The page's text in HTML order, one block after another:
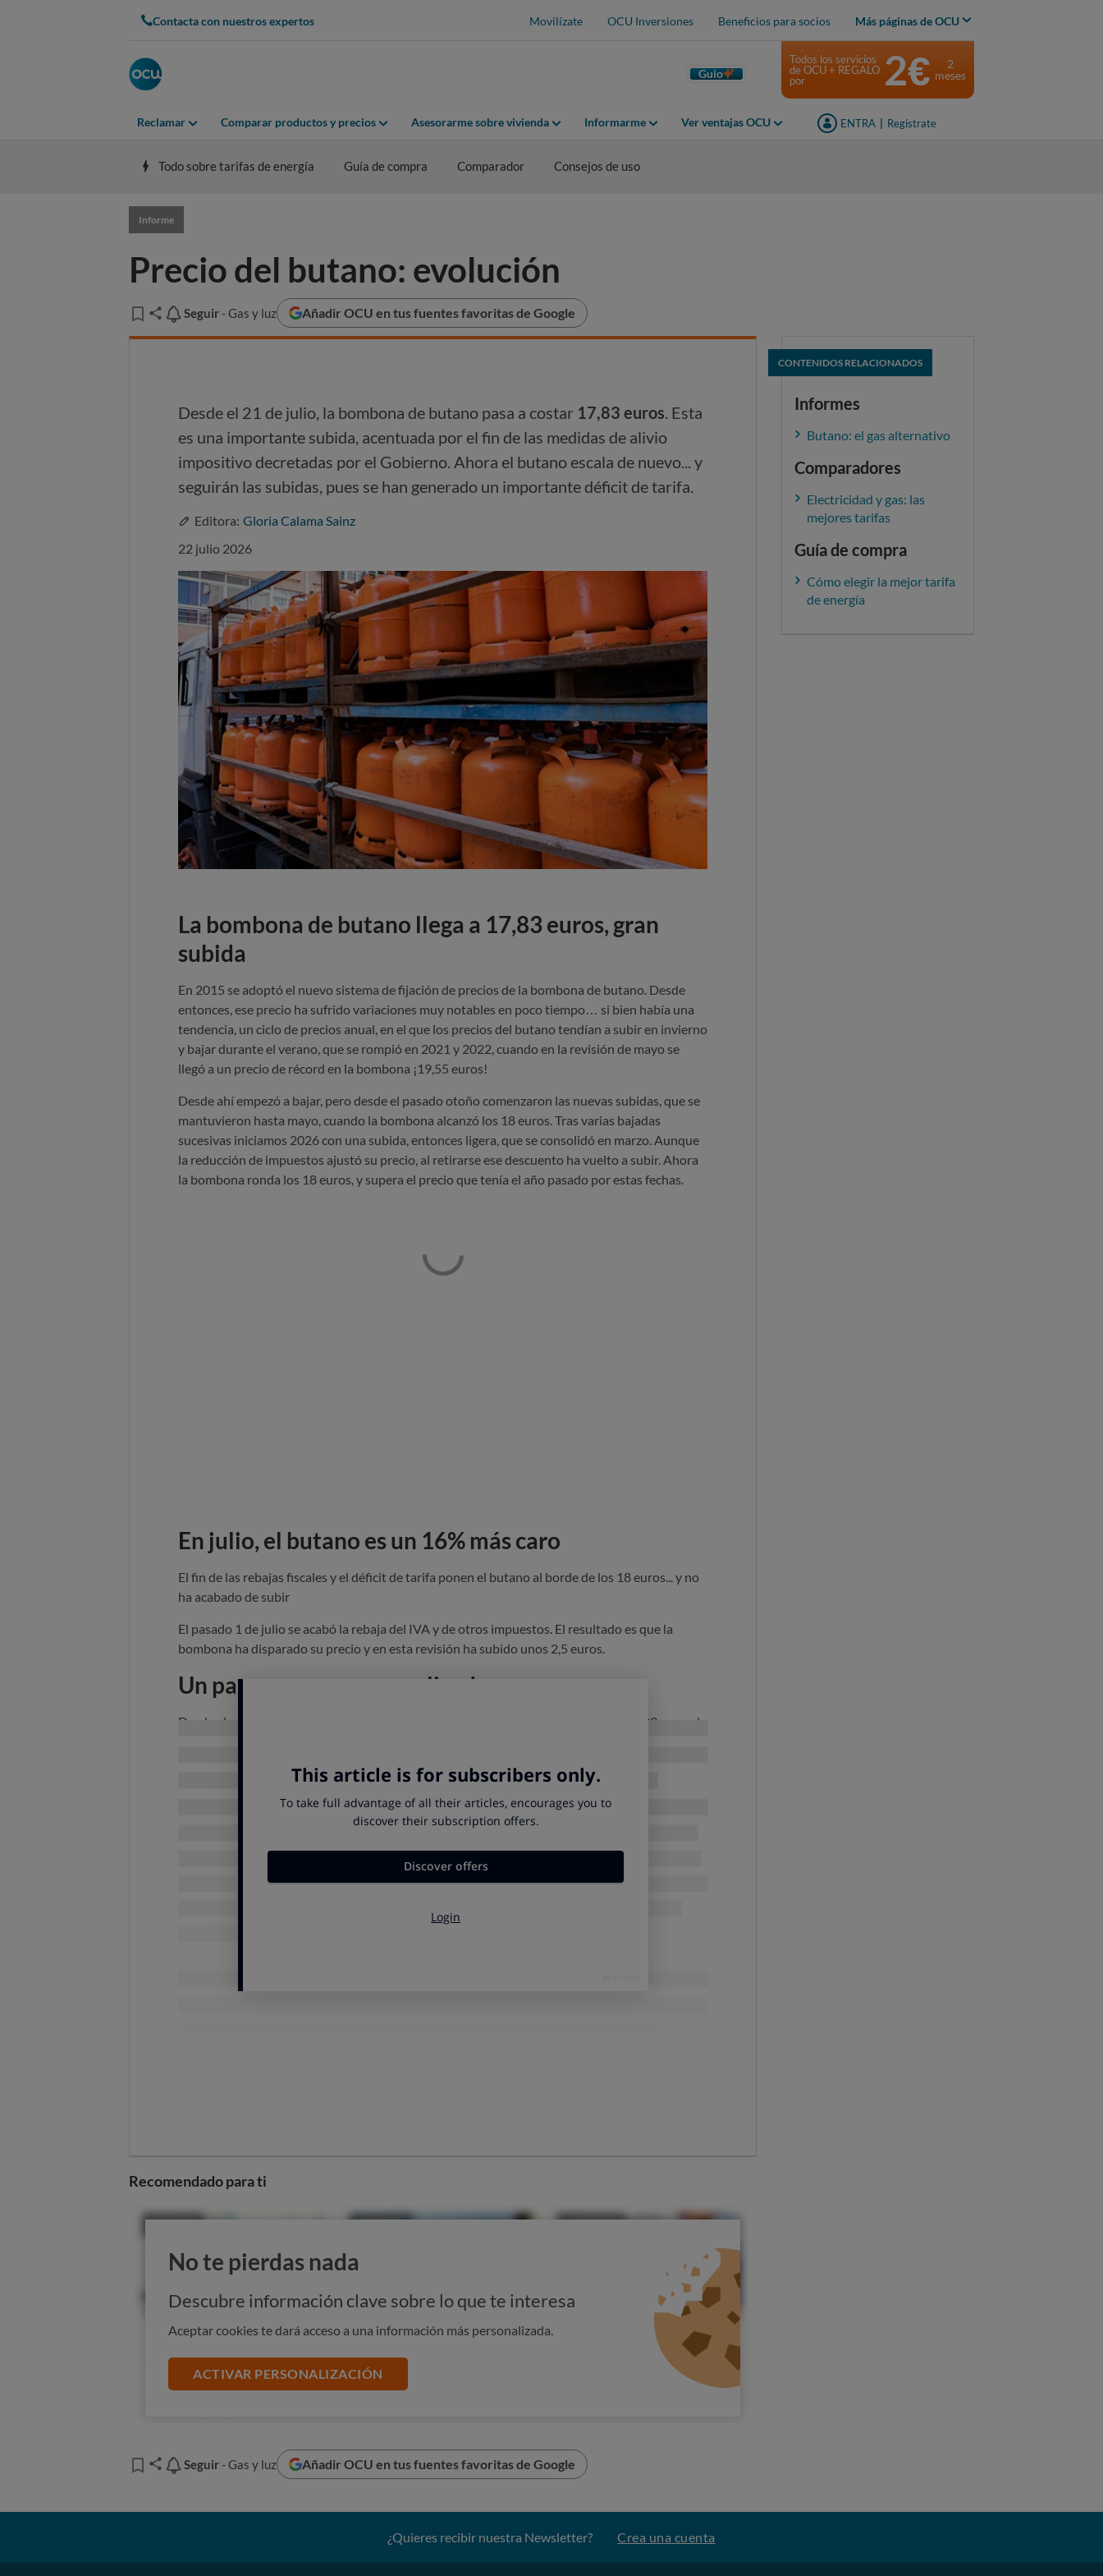
Contacta con nuestros expertos Movilízate OCU Inversiones Beneficios para socios Más páginas de OCU
Guio
Reclamar Comparar productos y precios Asesorarme sobre vivienda Informarme Ver ventajas OCU ENTRA Regístrate
Todos los servicios
de OCU + REGALO
por
2€
2
meses
Todo sobre tarifas de energía Guía de compra Comparador Consejos de uso
Informe
Precio del butano: evolución
Seguir
Seguir - Gas y luz Añadir OCU en tus fuentes favoritas de Google
Desde el 21 de julio, la bombona de butano pasa a costar17,83 euros . Esta
es una importante subida, acentuada por el fin de las medidas de alivio
impositivo decretadas por el Gobierno. Ahora el butano escala de nuevo... y
seguirán las subidas, pues se han generado un importante déficit de tarifa.
Editora: Gloria Calama Sainz
22 julio 2026
La bombona de butano llega a 17,83 euros, gran
subida
En 2015 se adoptó el nuevo sistema de fijación de precios de la bombona de butano. Desde
entonces, ese precio ha sufrido variaciones muy notables en poco tiempo… si bien había una
tendencia, un ciclo de precios anual, en el que los precios del butano tendían a subir en invierno
y bajar durante el verano, que se rompió en 2021 y 2022, cuando en la revisión de mayo se
llegó a un precio de récord en la bombona ¡19,55 euros!
Desde ahí empezó a bajar, pero desde el pasado otoño comenzaron las nuevas subidas, que se
mantuvieron hasta mayo, cuando la bombona alcanzó los 18 euros. Tras varias bajadas
sucesivas iniciamos 2026 con una subida, entonces ligera, que se consolidó en marzo. Aunque
la reducción de impuestos ajustó su precio, al retirarse ese descuento ha vuelto a subir. Ahora
la bombona ronda los 18 euros, y supera el precio que tenía el año pasado por estas fechas.
En julio, el butano es un 16% más caro
El fin de las rebajas fiscales y el déficit de tarifa ponen el butano al borde de los 18 euros... y no
ha acabado de subir
El pasado 1 de julio se acabó la rebaja del IVA y de otros impuestos. El resultado es que la
bombona ha disparado su precio y en esta revisión ha subido unos 2,5 euros.
Un panorama muy complicado
Desde el martes 21 de junio, la bombona de butano aumenta su precio hasta los 17,83 euros, lo
otras rebajas impositivas. Así, la subida del martes hay que calcularlas desde esos 16,99 euros.
Respecto al año pasado, ya se advierte un encarecimiento del 4,2% (por encima del IPC), pues
en julio de 2025 el precio de la bombona fue de 17,11 €.
Si analizamos la evolución de los factores que inciden en el cálculo del precio de la bombona en
cada revisión, está claro que este es el factor determinante de lo sucedido.
la cotización internacional del butano ha bajado más de un 37%
tipo de cambio
subir en la próxima revisión, y el máximo permitido.
El único "consuelo" es que es una época en la que se utiliza menos este gas para calentar los
suban de precio en mayo.
L
Recomendado para ti
No te pierdas nada
Descubre información clave sobre lo que te interesa
Aceptar cookies te dará acceso a una información más personalizada.
ACTIVAR PERSONALIZACIÓN
CONTENIDOS RELACIONADOS
Informes
Butano: el gas alternativo
Comparadores
Electricidad y gas: las
mejores tarifas
Guía de compra
Cómo elegir la mejor tarifa
de energía
Seguir
Seguir - Gas y luz Añadir OCU en tus fuentes favoritas de Google
¿Quieres recibir nuestra Newsletter? Crea una cuenta